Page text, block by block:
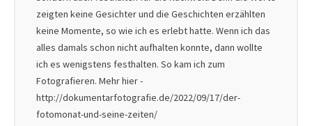
zeigten keine Gesichter und die Geschichten erzählten
keine Momente, so wie ich es erlebt hatte. Wenn ich das
alles damals schon nicht aufhalten konnte, dann wollte
ich es wenigstens festhalten. So kam ich zum
Fotografieren. Mehr hier -
http://dokumentarfotografie.de/2022/09/17/der-
fotomonat-und-seine-zeiten/